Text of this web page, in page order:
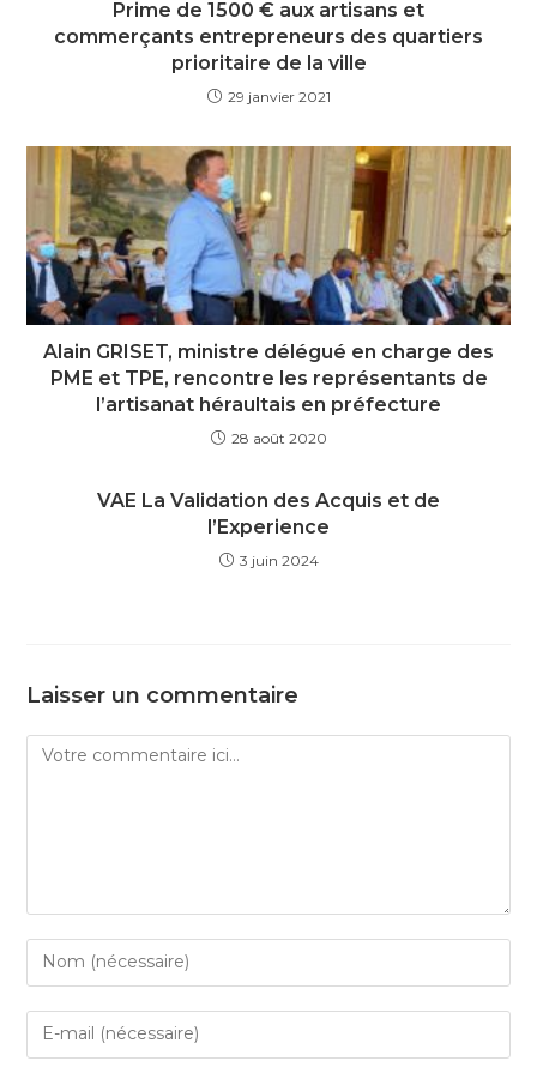
Prime de 1500 € aux artisans et
commerçants entrepreneurs des quartiers
prioritaire de la ville
29 janvier 2021
Alain GRISET, ministre délégué en charge des
PME et TPE, rencontre les représentants de
l’artisanat héraultais en préfecture
28 août 2020
VAE La Validation des Acquis et de
l’Experience
3 juin 2024
Laisser un commentaire